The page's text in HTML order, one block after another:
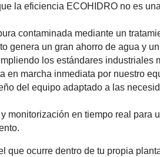
la eficiencia ECOHIDRO no es
contaminada mediante un
genera un gran ahorro de agua y
los estándares industriales
en marcha inmediata por nuestro
del equipo adaptado a las
monitorización en tiempo real para
que ocurre dentro de tu propia